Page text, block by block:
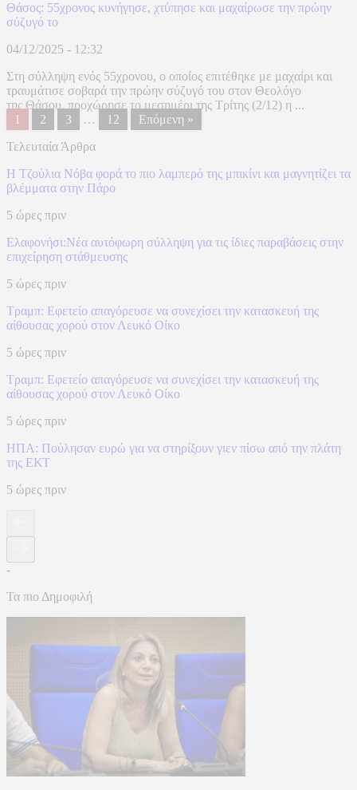
Θάσος: 55χρονος κυνήγησε, χτύπησε και μαχαίρωσε την πρώην
σύζυγό το
04/12/2025 - 12:32
Στη σύλληψη ενός 55χρονου, ο οποίος επιτέθηκε με μαχαίρι και
τραυμάτισε σοβαρά την πρώην σύζυγό του στον Θεολόγο
της Θάσου, προχώρησε το μεσημέρι της Τρίτης (2/12) η ...
1
2 3 … 12
Επόμενη »
Τελευταία Άρθρα
Η Τζούλια Νόβα φορά το πιο λαμπερό της μπικίνι και μαγνητίζει τα
βλέμματα στην Πάρο
5 ώρες πριν
Ελαφονήσι:Νέα αυτόφωρη σύλληψη για τις ίδιες παραβάσεις στην
επιχείρηση στάθμευσης
5 ώρες πριν
Τραμπ: Εφετείο απαγόρευσε να συνεχίσει την κατασκευή της
αίθουσας χορού στον Λευκό Οίκο
5 ώρες πριν
Τραμπ: Εφετείο απαγόρευσε να συνεχίσει την κατασκευή της
αίθουσας χορού στον Λευκό Οίκο
5 ώρες πριν
ΗΠΑ: Πούλησαν ευρώ για να στηρίξουν γιεν πίσω από την πλάτη
της ΕΚΤ
5 ώρες πριν
-
Τα πιο Δημοφιλή